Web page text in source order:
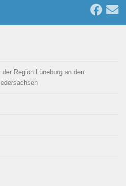
Region Lüneburg an den